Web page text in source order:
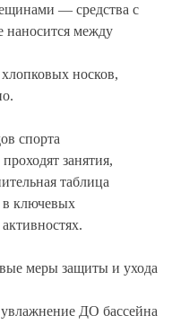
— средства с
наносится между
носков,
спорта
занятия,
таблица
в ключевых
меры защиты и ухода
ДО бассейна